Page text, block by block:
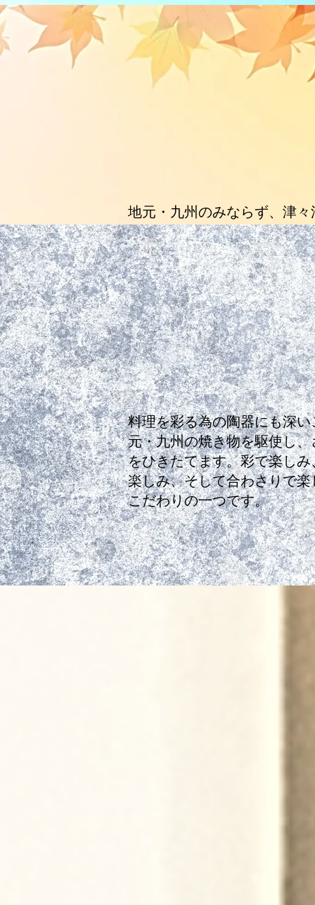
地元・九州のみならず、津
地酒を店主自ら選び、和に
香な焼酎をご用意。また、
ンも取り揃えておりますの
アージュもお楽しみください
料理を彩る為の陶器にも深
元・九州の焼き物を駆使し
をひきたてます。彩で楽し
楽しみ、そして合わさりで
こだわりの一つです​。